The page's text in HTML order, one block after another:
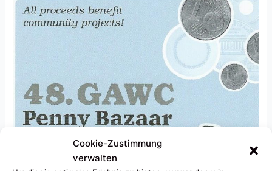
Cookie-Zustimmung
verwalten